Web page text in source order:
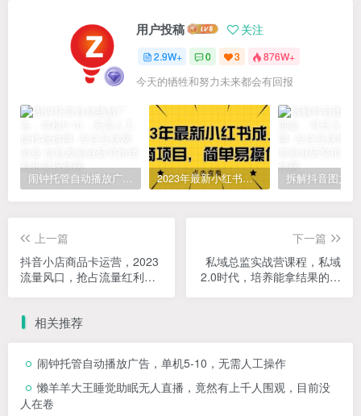
用户投稿 关注
2.9W+ 0 3 876W+
今天的牺牲和努力未来都会有回报
闹钟托管自动播放广告，单机5-10，无需人工操作 2023年最新小红书成人电商项目，简单易操作【详细教程】
上一篇
抖音小店商品卡运营，2023
流量风口，抢占流量红利
下一篇
私域总监实战营课程，私域
2.0时代，培养能拿结果的私
相关推荐
闹钟托管自动播放广告，单机5-10，无需人工操作
懒羊羊大王睡觉助眠无人直播，竟然有上千人围观，目前没
人在卷